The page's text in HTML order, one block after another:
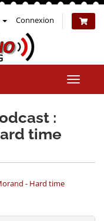
Connexion
la
:
time
- Hard time